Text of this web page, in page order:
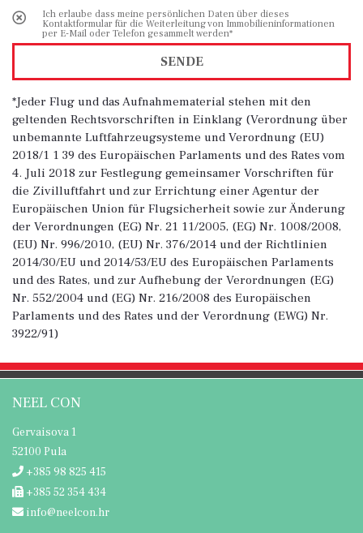
Ich erlaube dass meine persönlichen Daten über dieses
Kontaktformular für die Weiterleitung von Immobilieninformationen
per E-Mail oder Telefon gesammelt werden*
SENDE
*Jeder Flug und das Aufnahmematerial stehen mit den
geltenden Rechtsvorschriften in Einklang (Verordnung über
unbemannte Luftfahrzeugsysteme und Verordnung (EU)
2018/1 1 39 des Europäischen Parlaments und des Rates vom
4. Juli 2018 zur Festlegung gemeinsamer Vorschriften für
die Zivilluftfahrt und zur Errichtung einer Agentur der
Europäischen Union für Flugsicherheit sowie zur Änderung
der Verordnungen (EG) Nr. 21 11/2005, (EG) Nr. 1008/2008,
(EU) Nr. 996/2010, (EU) Nr. 376/2014 und der Richtlinien
2014/30/EU und 2014/53/EU des Europäischen Parlaments
und des Rates, und zur Aufhebung der Verordnungen (EG)
Nr. 552/2004 und (EG) Nr. 216/2008 des Europäischen
Parlaments und des Rates und der Verordnung (EWG) Nr.
3922/91)
NEEL CON
Gervaisova 1
52100 Pula
+385 98 825 415
+385 52 354 434
info@neelcon.hr